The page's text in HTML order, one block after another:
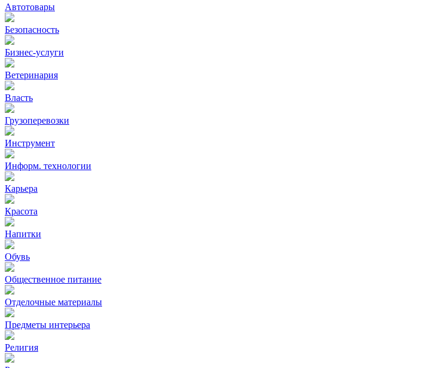
Автотовары
Безопасность
Бизнес-услуги
Ветеринария
Власть
Грузоперевозки
Инструмент
Информ. технологии
Карьера
Красота
Напитки
Обувь
Общественное питание
Отделочные материалы
Предметы интерьера
Религия